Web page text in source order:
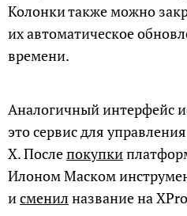
Колонки также можно
их автоматическое
времени.
Аналогичный интерфейс
это сервис для
X. Послепокупки
Илоном Маском
исменил название на